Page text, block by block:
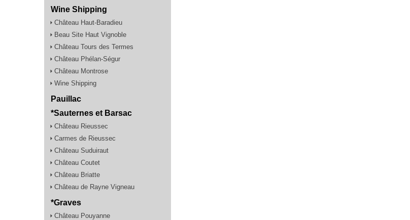
Wine Shipping
Château Haut-Baradieu
Beau Site Haut Vignoble
Château Tours des Termes
Château Phélan-Ségur
Château Montrose
Wine Shipping
Pauillac
*Sauternes et Barsac
Château Rieussec
Carmes de Rieussec
Château Suduiraut
Château Coutet
Château Briatte
Château de Rayne Vigneau
*Graves
Château Pouyanne